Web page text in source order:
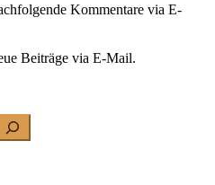
Kommentare via E-
Beiträge via E-Mail.